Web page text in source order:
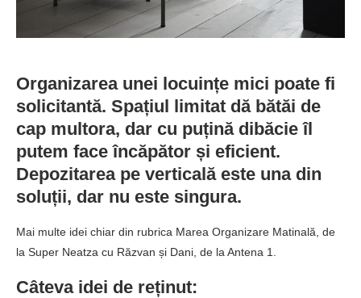
Organizarea unei locuințe mici poate fi
solicitantă. Spațiul limitat dă bătăi de
cap multora, dar cu puțină dibăcie îl
putem face încăpător și eficient.
Depozitarea pe verticală este una din
soluții, dar nu este singura.
Mai multe idei chiar din rubrica Marea Organizare Matinală, de
la Super Neatza cu Răzvan și Dani, de la Antena 1.
Câteva idei de reținut: